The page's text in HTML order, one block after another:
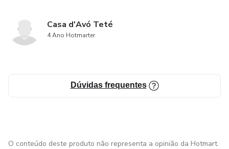
Casa d'Avó Teté
4 Ano Hotmarter
Dúvidas frequentes
O conteúdo deste produto não representa a opinião da Hotmart.